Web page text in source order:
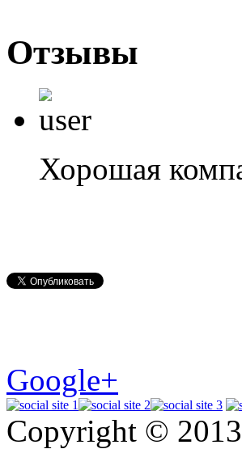
Отзывы
Хорошая
Google+
Copyright ©